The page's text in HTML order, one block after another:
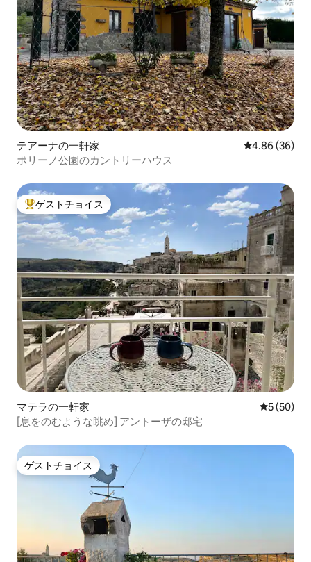
テアーナの一軒家 レビュー36
4.86 (36)
ポリーノ公園のカントリーハウス
大好評のゲストチョイスです。
ゲストチョイス
マテラの一軒家 レビュー
5 (50)
[息をのむような眺め] アントーザの邸宅
ゲストチョイス
ゲストチョイス